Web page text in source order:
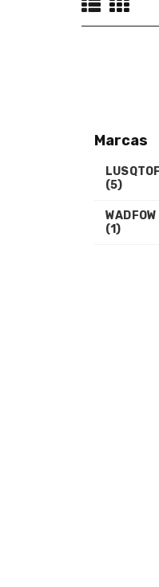
Marcas
(5)
WADFOW
(1)